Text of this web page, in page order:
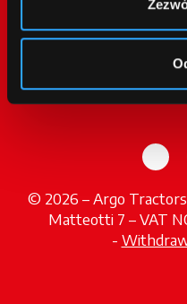
Targi i
© 2026 – Argo Tractors
Matteotti 7 – VAT
opens in a
-